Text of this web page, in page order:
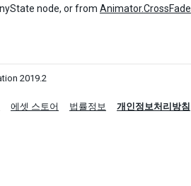
node, or from Animator.CrossFade
2019.2
에셋 스토어 법률정보 개인정보처리방침